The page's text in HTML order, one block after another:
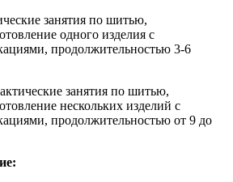
занятия по шитью,
одного изделия с
продолжительностью 3-6
занятия по шитью,
нескольких изделий с
продолжительностью от 9 до